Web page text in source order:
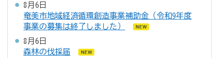
8月6日
奄美市地域経済循環創造事業補助金（令和9年度
事業の募集は終了しました）
8月6日
森林の伐採届